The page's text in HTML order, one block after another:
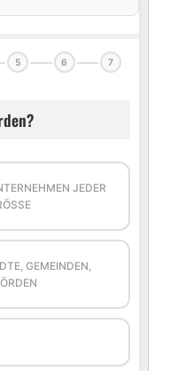
5 6 7
JEDER
GEMEINDEN,